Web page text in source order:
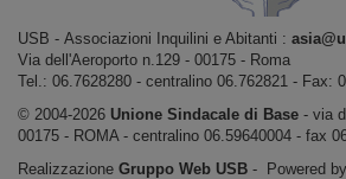
USB ‐ Associazioni Inquilini e Abitanti :
Via dell'Aeroporto n.129 ‐ 00175 ‐ Roma
Tel.: 06.7628280 - centralino 06.762821 ‐ Fax:
© 2004-2026 Unione Sindacale di Base ‐ via
00175 - ROMA - centralino 06.59640004 - fax
Realizzazione Gruppo Web USB ‐ Powered by